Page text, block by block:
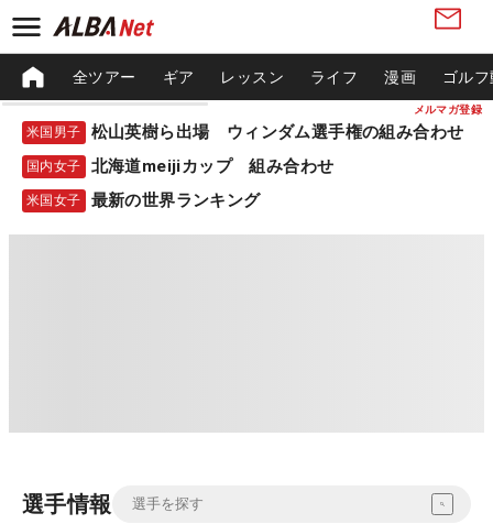
メルマガ登録
全ツアー ギア レッスン ライフ 漫画 ゴル
米国男子 松山英樹ら出場 ウィンダム選手権の組み合わせ
国内女子 北海道meijiカップ 組み合わせ
米国女子 最新の世界ランキング
選手情報